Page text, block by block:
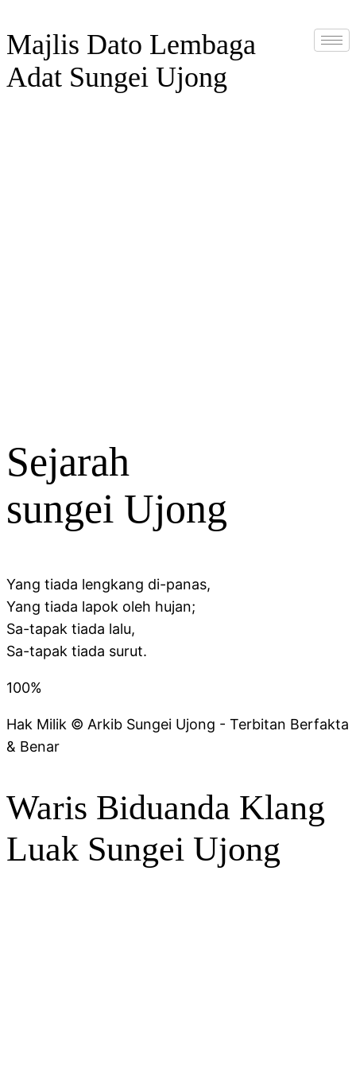
Majlis Dato Lembaga
Adat Sungei Ujong
Sejarah
sungei Ujong
Yang tiada lengkang di-panas,
Yang tiada lapok oleh hujan;
Sa-tapak tiada lalu,
Sa-tapak tiada surut.
100%
Hak Milik © Arkib Sungei Ujong - Terbitan Berfakta
& Benar
Waris Biduanda Klang
Luak Sungei Ujong